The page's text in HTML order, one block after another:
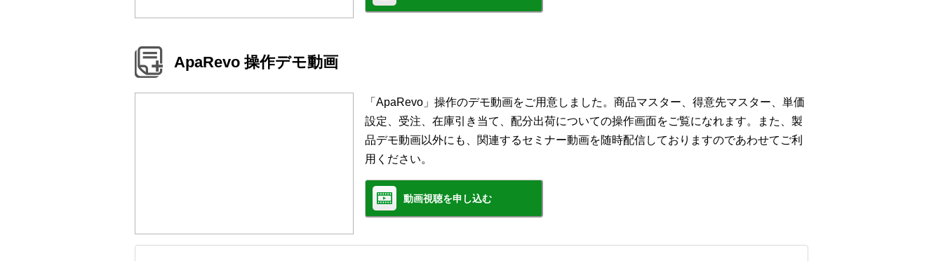
ApaRevo 操作デモ動画
「ApaRevo」操作のデモ動画をご用意しました。商品マスター、得意先マスター、単価
設定、受注、在庫引き当て、配分出荷についての操作画面をご覧になれます。また、製
品デモ動画以外にも、関連するセミナー動画を随時配信しておりますのであわせてご利
用ください。
動画視聴を申し込む